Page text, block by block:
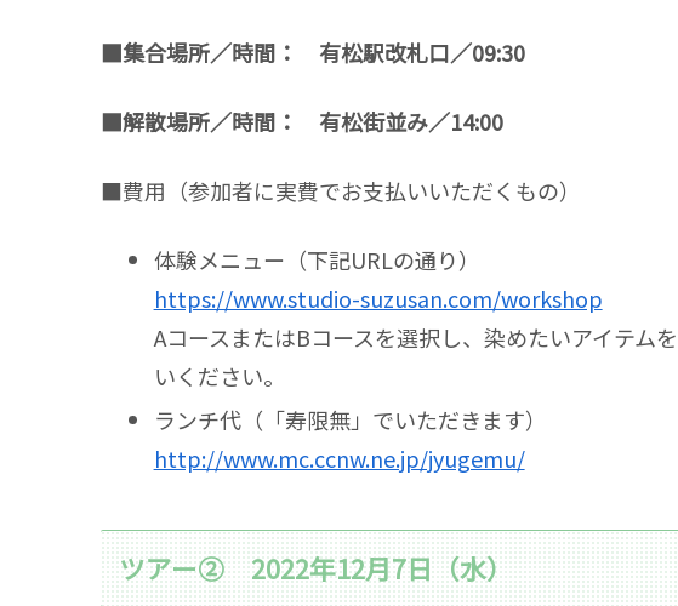
■集合場所／時間： 有松駅改札口／09:30
■解散場所／時間： 有松街並み／14:00
■費用（参加者に実費でお支払いいただくもの）
体験メニュー（下記URLの通り）
https://www.studio-suzusan.com/workshop
AコースまたはBコースを選択し、染めたいアイテム
いください。
ランチ代（「寿限無」でいただきます）
http://www.mc.ccnw.ne.jp/jyugemu/
ツアー② 2022年12月7日（水）